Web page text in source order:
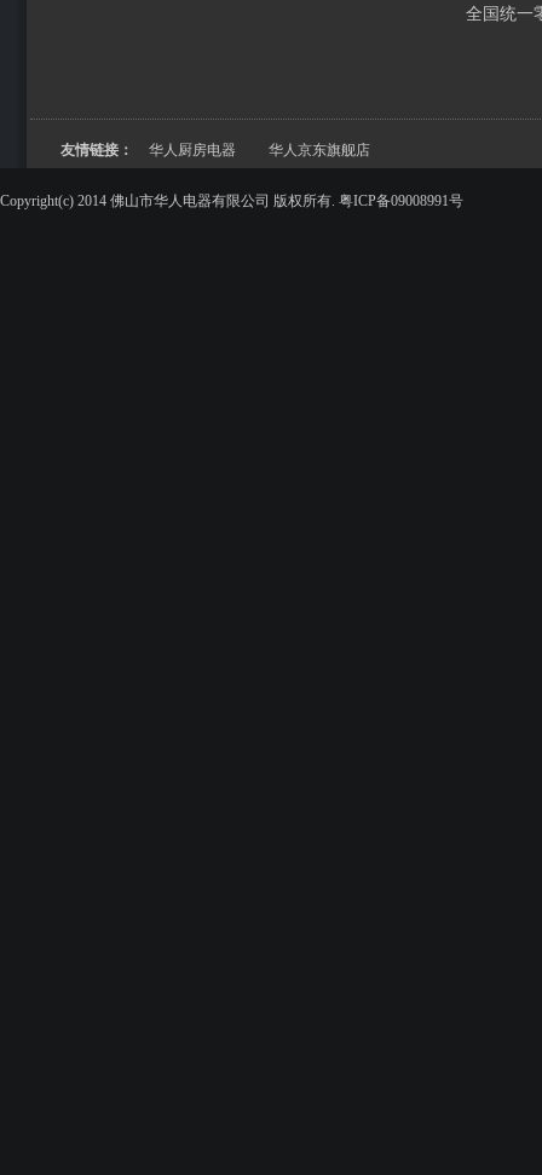
全国统一
友情链接： 华人厨房电器 华人京东旗舰店
Copyright(c) 2014 佛山市华人电器有限公司 版权所有. 粤ICP备09008991号